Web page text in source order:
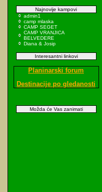
Najnovije kampovi
admin1
camp mlaska
CAMP SEGET
CAMP VRANJICA
BELVEDERE
Diana & Josip
Interesantni linkovi
Planinarski forum
Destinacije po gledanosti
Možda će Vas zanimati